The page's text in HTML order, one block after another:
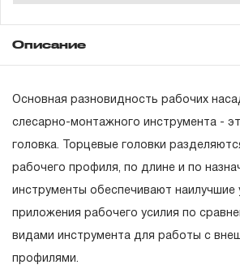
Описание
Состав товара
Основная разновидность рабочих
слесарно-монтажного инструмента -
головка. Торцевые головки
рабочего профиля, по длине и по
инструменты обеспечивают наилучшие
приложения рабочего усилия по
видами инструмента для работы с
профилями.
ГАРАНТИЙНЫЕ ОБЯЗАТЕЛЬСТВА.
Понятие «ПОЖИЗНЕННАЯ
1.1 Понятие «ПОЖИЗНЕННАЯ
себя признание неограниченного
гарантийных обязательств в
Содержание:
3/8"DR:
Головки торцевые, 14 шт.: 6, 7,
14, 15, 17, 19, 22, 24 мм.;
Головки торцевые глубокие, 4
Свечная головка, 3 шт.: 16, 18,